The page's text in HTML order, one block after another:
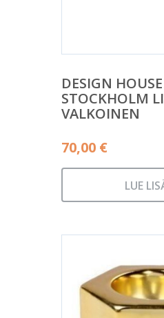
DESIGN HOUSE
STOCKHOLM
VALKOINEN
70,00 €
LUE